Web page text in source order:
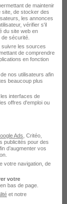
de maintenir
site, de stocker des
les annonces
vérifier s'il
du site web en
sécurité.
suivre les sources
de comprendre
en fonction
nos utilisateurs afin
beaucoup plus
interfaces de
offres d'emploi ou
Ads , Critéo,
publicités pour des
d’augmenter vos
votre navigation, de
votre
bas de page.
et notre